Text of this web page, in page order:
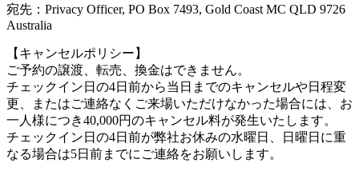
宛先：Privacy Officer, PO Box 7493, Gold Coast MC QLD 9726
Australia
【キャンセルポリシー】
ご予約の譲渡、転売、換金はできません。
チェックイン日の4日前から当日までのキャンセルや日程変
更、またはご連絡なくご来場いただけなかった場合には、お
一人様につき40,000円のキャンセル料が発生いたします。
チェックイン日の4日前が弊社お休みの水曜日、日曜日に重
なる場合は5日前までにご連絡をお願いします。